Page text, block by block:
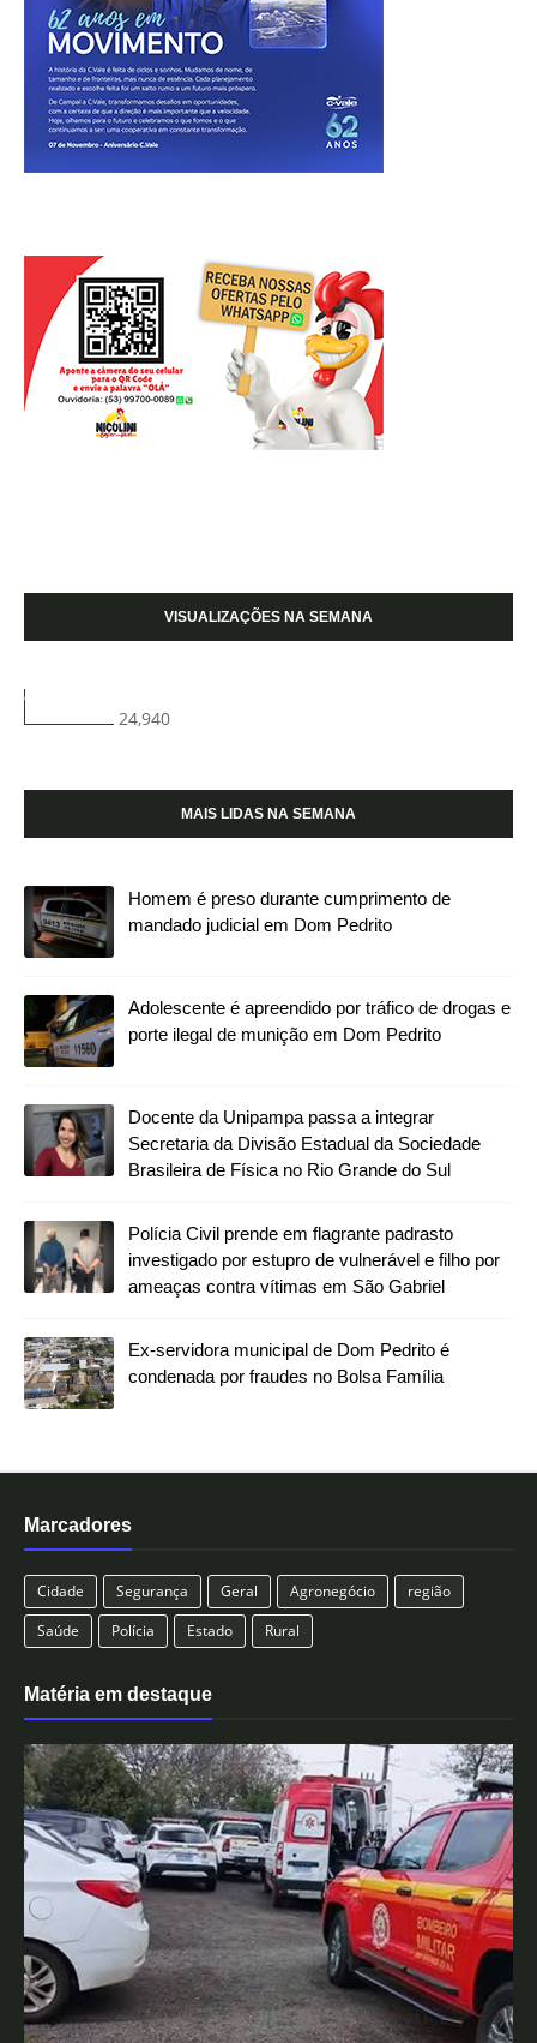
VISUALIZAÇÕES NA SEMANA
24,940
MAIS LIDAS NA SEMANA
Homem é preso durante cumprimento de
mandado judicial em Dom Pedrito
Adolescente é apreendido por tráfico de drogas e
porte ilegal de munição em Dom Pedrito
Docente da Unipampa passa a integrar
Secretaria da Divisão Estadual da Sociedade
Brasileira de Física no Rio Grande do Sul
Polícia Civil prende em flagrante padrasto
investigado por estupro de vulnerável e filho por
ameaças contra vítimas em São Gabriel
Ex-servidora municipal de Dom Pedrito é
condenada por fraudes no Bolsa Família
Marcadores
Cidade Segurança Geral Agronegócio
região
Saúde
Polícia Estado Rural
Matéria em destaque